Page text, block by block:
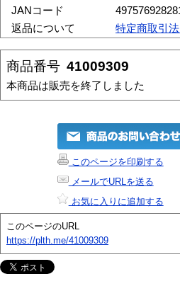
JANコード
返品について
特定商取引
商品番号 41009309
本商品は販売を終了しました
このページを印刷する
メールでURLを送る
お気に入りに追加する
このページのURL
https://plth.me/41009309